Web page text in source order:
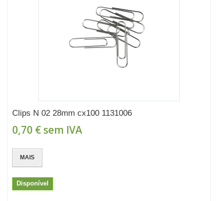
Clips N 02 28mm cx100 1131006
0,70 € sem IVA
MAIS
Disponível